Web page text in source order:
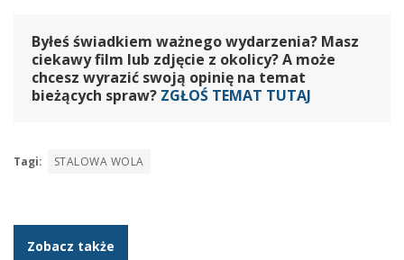
Byłeś świadkiem ważnego wydarzenia? Masz
ciekawy film lub zdjęcie z okolicy? A może
chcesz wyrazić swoją opinię na temat
bieżących spraw? ZGŁOŚ TEMAT TUTAJ
Tagi: STALOWA WOLA
Zobacz także